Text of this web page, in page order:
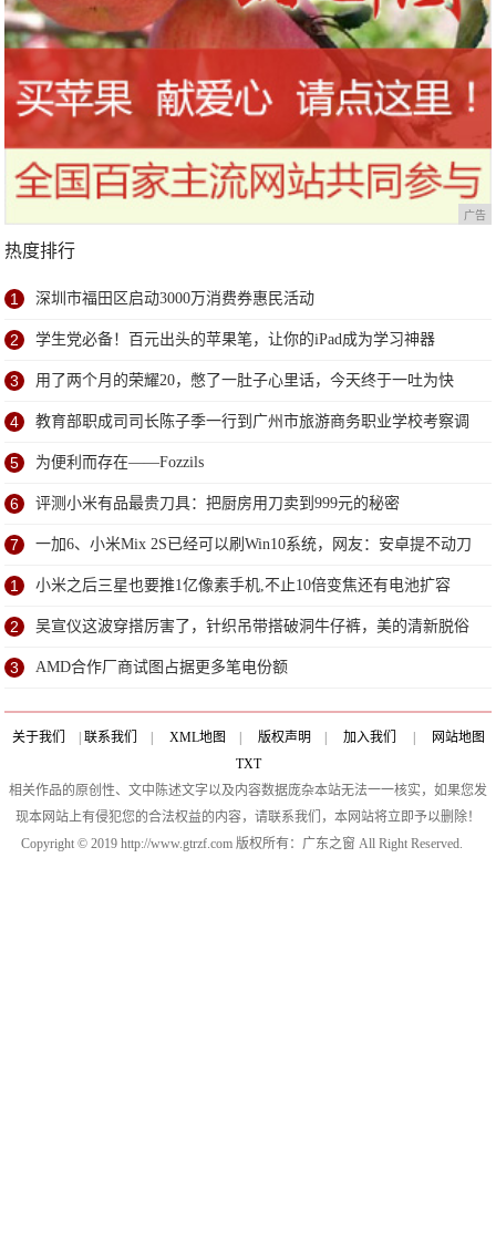
广告
热度排行
1 深圳市福田区启动3000万消费券惠民活动
2 学生党必备！百元出头的苹果笔，让你的iPad成为学习神器
3 用了两个月的荣耀20，憋了一肚子心里话，今天终于一吐为快
4 教育部职成司司长陈子季一行到广州市旅游商务职业学校考察调
研
5 为便利而存在——Fozzils
6 评测小米有品最贵刀具：把厨房用刀卖到999元的秘密
7 一加6、小米Mix 2S已经可以刷Win10系统，网友：安卓提不动刀
了？
1 小米之后三星也要推1亿像素手机,不止10倍变焦还有电池扩容
2 吴宣仪这波穿搭厉害了，针织吊带搭破洞牛仔裤，美的清新脱俗
3 AMD合作厂商试图占据更多笔电份额
关于我们 联系我们 XML地图 版权声明 加入我们
网站地图
TXT
相关作品的原创性、文中陈述文字以及内容数据庞杂本站无法一一核实，如果您发
现本网站上有侵犯您的合法权益的内容，请联系我们，本网站将立即予以删除！
Copyright © 2019 http://www.gtrzf.com 版权所有：广东之窗 All Right Reserved.